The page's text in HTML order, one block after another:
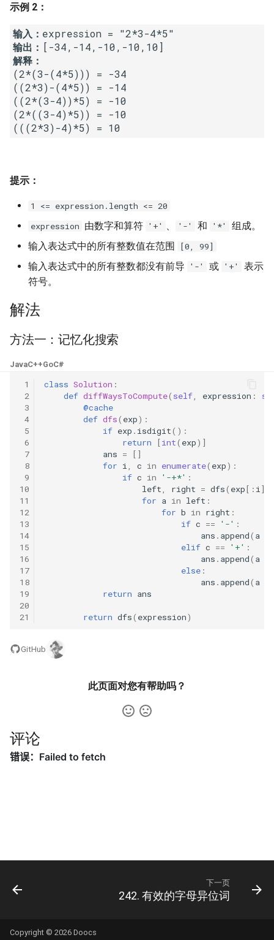
14.2. 剪绳子 II
15. 二进制中 1 的个数
16. 数值的整数次方
17. 打印从 1 到最大的 n 位数
18. 删除链表的节点
21. 调整数组顺序使奇数位于
22. 链表中倒数第 k 个节点
27. 二叉树的镜像
28. 对称的二叉树
29. 顺时针打印矩阵
30. 包含 min 函数的栈
31. 栈的压入、弹出序列
32.1. 从上到下打印二叉树
32.2. 从上到下打印二叉树 II
32.3. 从上到下打印二叉树 III
36. 二叉搜索树与双向链表
12. 左右两边子数组的和相等
13. 二维子矩阵的和
14. 字符串中的变位词
15. 字符串中的所有变位词
16. 不含重复字符的最长子字
17. 含有所有字符的最短字符
串
19. 最多删除一个字符得到回
文
点
22. 链表中环的入口节点
23. 两个链表的第一个重合节
24. 反转链表
25. 链表中的两数相加
26. 重排链表
27. 回文链表
28. 展平多级双向链表
29. 排序的循环链表
30. 插入、删除和随机访问都
是 O(1) 的容器
33. 变位词组
34. 外星语言是否排序
2.4. 分割链表
2.5. 链表求和
2.6. 回文链表
2.7. 链表相交
2.8. 环路检测
3.4. 化栈为队
3.5. 栈排序
3.6. 动物收容所
4.1. 节点间通路
4.2. 最小高度树
4.3. 特定深度节点链表
4.4. 检查平衡性
4.5. 合法二叉搜索树
4.6. 后继者
4.8. 首个共同祖先
4.9. 二叉搜索树序列
4.10. 检查子树
4.12. 求和路径
5.1. 插入
5.4. 下一个数
5.6. 整数转换
示例 2：
输入：
输出：
解释：
(2*(3-(4*5))) = -34
((2*3)-(4*5)) = -14
((2*(3-4))*5) = -10
(2*((3-4)*5)) = -10
提示：
1 <= expression.length <= 20
expression 由数字和算符 '+' 、 '-' 和 '*'
组成。
输入表达式中的所有整数值在范围
[0, 99]
输入表达式中的所有整数都没有前导 '-' 或 '+'
表示
符号。
解法
方法一：记忆化搜索
JavaC++GoC#
1
2
3
4
5
6
7
8
9
10
11
12
13
14
15
16
17
18
19
20
21
class Solution :
def diffWaysToCompute( self, expression :
@cache
def dfs( exp):
if exp . isdigit():
return
[int( exp)]
ans =
[]
for i, c in enumerate( exp):
if c in '-+*' :
left, right = dfs( exp[: i
for a in left :
for b in right :
if c == '-' :
ans . append( a
elif c == '+' :
ans . append( a
else :
ans . append( a
return ans
return dfs( expression)
GitHub
此页面对您有帮助吗？
评论
下一页
242. 有效的字母异位词
Copyright © 2026 Doocs